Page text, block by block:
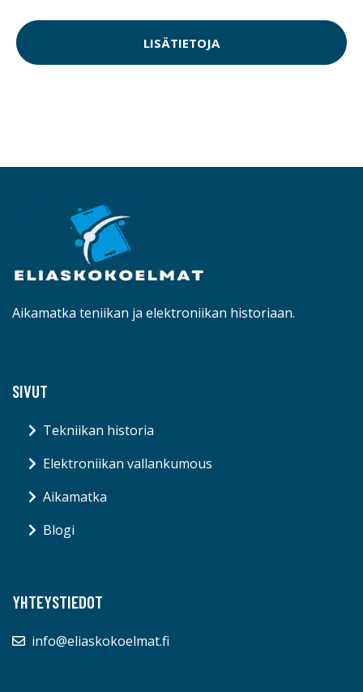
LISÄTIETOJA
Aikamatka teniikan ja elektroniikan historiaan.
SIVUT
Tekniikan historia
Elektroniikan vallankumous
Aikamatka
Blogi
YHTEYSTIEDOT
info@eliaskokoelmat.fi